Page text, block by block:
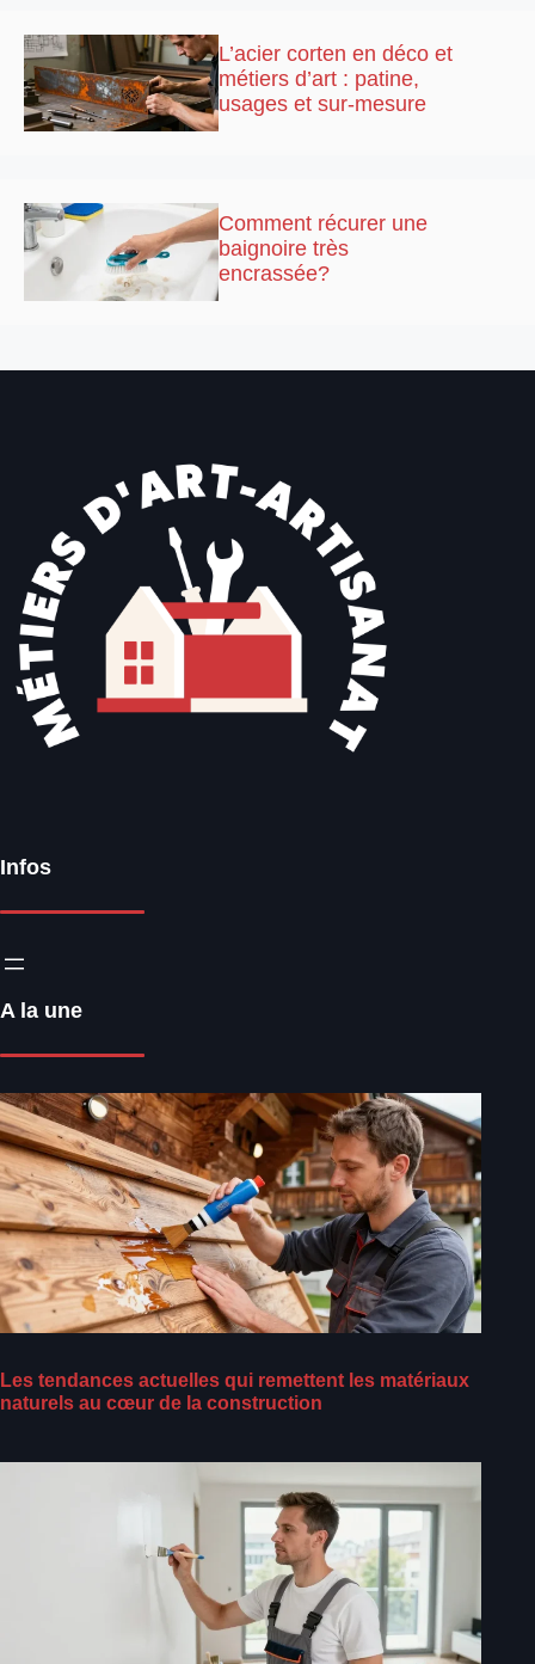
L’acier corten en déco et
métiers d’art : patine,
usages et sur-mesure
Comment récurer une
baignoire très
encrassée?
Infos
A la une
Les tendances actuelles qui remettent les matériaux
naturels au cœur de la construction